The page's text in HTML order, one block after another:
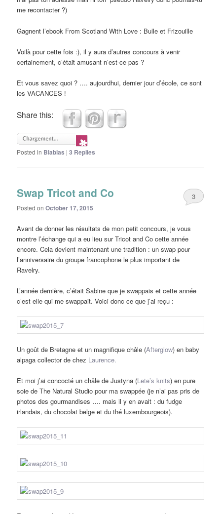
me recontacter ?)
Gagnent l’ebook From Scotland With Love : Bulle et Frizouille
Voilà pour cette fois :), il y aura d’autres concours à venir
certainement, c’était amusant n’est-ce pas ?
Et vous savez quoi ? …. aujourdhui, dernier jour d’école, ce sont
les VACANCES !
Share this:
Posted in Blablas |3 Replies
Swap Tricot and Co
Posted onOctober 17, 2015
3
Avant de donner les résultats de mon petit concours, je vous
montre l’échange qui a eu lieu sur Tricot and Co cette année
encore. Cela devient maintenant une tradition : un swap pour
l’anniversaire du groupe francophone le plus important de
Ravelry.
L’année dernière, c’était Sabine que je swappais et cette année
c’est elle qui me swappait. Voici donc ce que j’ai reçu :
Un goût de Bretagne et un magnifique châle (Afterglow) en baby
alpaga collector de chez Laurence.
Et moi j’ai concocté un châle de Justyna (Lete’s knits) en pure
soie de The Natural Studio pour ma swappée (je n’ai pas pris de
photos des gourmandises …. mais il y en avait : du fudge
irlandais, du chocolat belge et du thé luxembourgeois).